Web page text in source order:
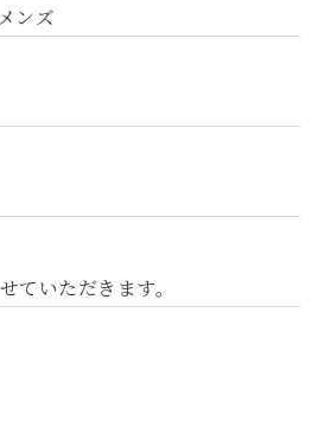
ンズ
ていただきます。